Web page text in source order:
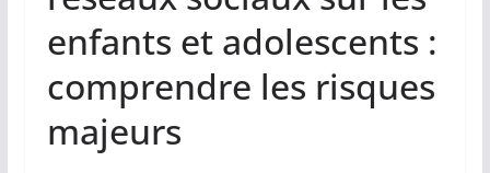
enfants et adolescents :
comprendre les risques
majeurs